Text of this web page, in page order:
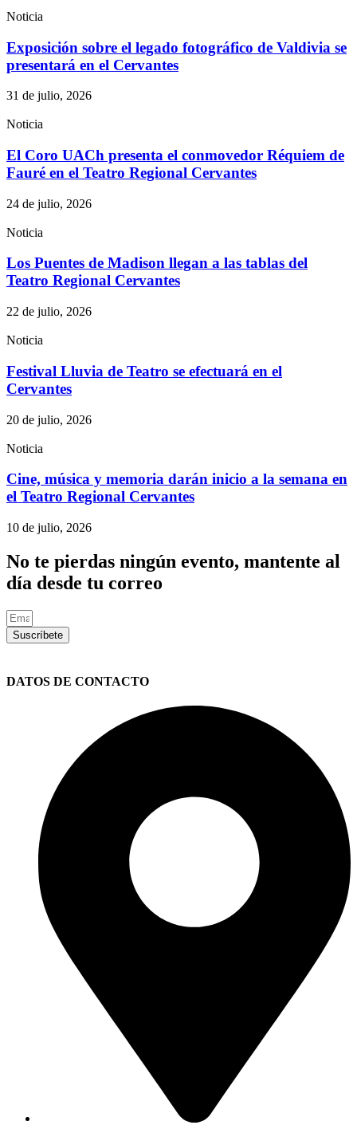
Noticia
Exposición sobre el legado fotográfico de Valdivia se
presentará en el Cervantes
31 de julio, 2026
Noticia
El Coro UACh presenta el conmovedor Réquiem de
Fauré en el Teatro Regional Cervantes
24 de julio, 2026
Noticia
Los Puentes de Madison llegan a las tablas del
Teatro Regional Cervantes
22 de julio, 2026
Noticia
Festival Lluvia de Teatro se efectuará en el
Cervantes
20 de julio, 2026
Noticia
Cine, música y memoria darán inicio a la semana en
el Teatro Regional Cervantes
10 de julio, 2026
No te pierdas ningún evento, mantente al
día desde tu correo
Suscríbete
DATOS DE CONTACTO